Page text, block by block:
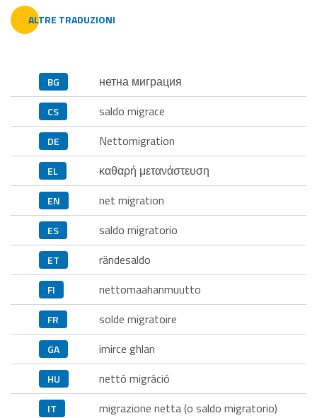
ALTRE TRADUZIONI
BG нетна миграция
CS saldo migrace
DE Nettomigration
EL καθαρή μετανάστευση
EN net migration
ES saldo migratorio
ET rändesaldo
FI nettomaahanmuutto
FR solde migratoire
GA imirce ghlan
HU nettó migráció
IT migrazione netta (o saldo migratorio)